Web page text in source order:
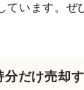
ています。ぜ
だけ売却